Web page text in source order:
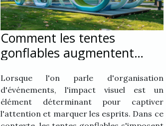
Comment les tentes
gonflables augmentent
d'événements
Lorsque l'on parle d'organisation
d'événements, l'impact visuel est un
élément déterminant pour captiver
l'attention et marquer les esprits. Dans ce